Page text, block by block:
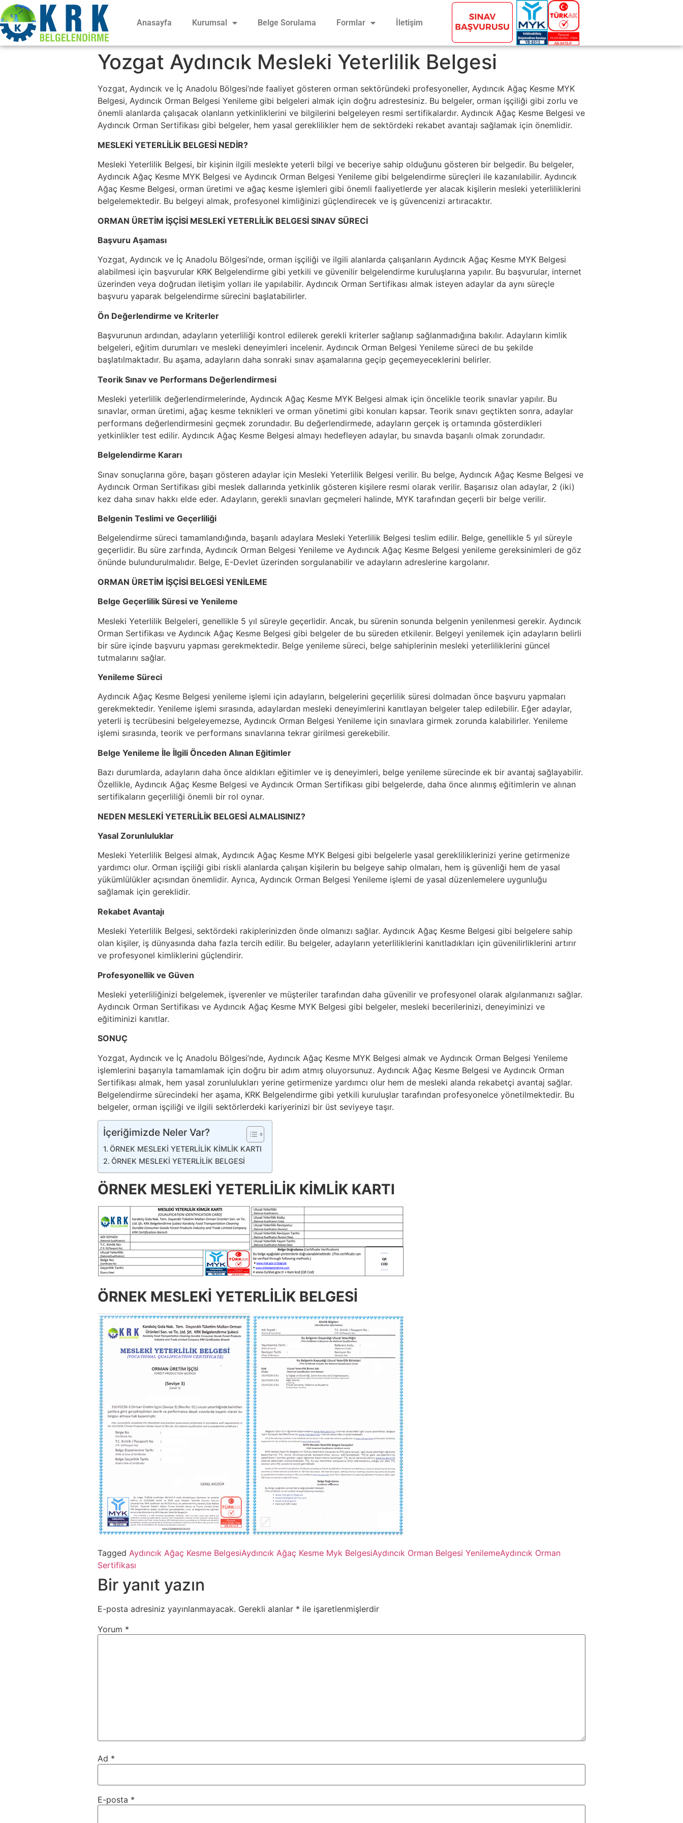
Anasayfa Kurumsal Belge Sorulama Formlar İletişim
Yozgat Aydıncık Mesleki Yeterlilik Belgesi
Yozgat, Aydıncık ve İç Anadolu Bölgesi’nde faaliyet gösteren orman sektöründeki profesyoneller, Aydıncık Ağaç Kesme MYK
Belgesi, Aydıncık Orman Belgesi Yenileme gibi belgeleri almak için doğru adrestesiniz. Bu belgeler, orman işçiliği gibi zorlu ve
önemli alanlarda çalışacak olanların yetkinliklerini ve bilgilerini belgeleyen resmi sertifikalardır. Aydıncık Ağaç Kesme Belgesi ve
Aydıncık Orman Sertifikası gibi belgeler, hem yasal gereklilikler hem de sektördeki rekabet avantajı sağlamak için önemlidir.
MESLEKİ YETERLİLİK BELGESİ NEDİR?
Mesleki Yeterlilik Belgesi, bir kişinin ilgili meslekte yeterli bilgi ve beceriye sahip olduğunu gösteren bir belgedir. Bu belgeler,
Aydıncık Ağaç Kesme MYK Belgesi ve Aydıncık Orman Belgesi Yenileme gibi belgelendirme süreçleri ile kazanılabilir. Aydıncık
Ağaç Kesme Belgesi, orman üretimi ve ağaç kesme işlemleri gibi önemli faaliyetlerde yer alacak kişilerin mesleki yeterliliklerini
belgelemektedir. Bu belgeyi almak, profesyonel kimliğinizi güçlendirecek ve iş güvencenizi artıracaktır.
ORMAN ÜRETİM İŞÇİSİ MESLEKİ YETERLİLİK BELGESİ SINAV SÜRECİ
Başvuru Aşaması
Yozgat, Aydıncık ve İç Anadolu Bölgesi’nde, orman işçiliği ve ilgili alanlarda çalışanların Aydıncık Ağaç Kesme MYK Belgesi
alabilmesi için başvurular KRK Belgelendirme gibi yetkili ve güvenilir belgelendirme kuruluşlarına yapılır. Bu başvurular, internet
üzerinden veya doğrudan iletişim yolları ile yapılabilir. Aydıncık Orman Sertifikası almak isteyen adaylar da aynı süreçle
başvuru yaparak belgelendirme sürecini başlatabilirler.
Ön Değerlendirme ve Kriterler
Başvurunun ardından, adayların yeterliliği kontrol edilerek gerekli kriterler sağlanıp sağlanmadığına bakılır. Adayların kimlik
belgeleri, eğitim durumları ve mesleki deneyimleri incelenir. Aydıncık Orman Belgesi Yenileme süreci de bu şekilde
başlatılmaktadır. Bu aşama, adayların daha sonraki sınav aşamalarına geçip geçemeyeceklerini belirler.
Teorik Sınav ve Performans Değerlendirmesi
Mesleki yeterlilik değerlendirmelerinde, Aydıncık Ağaç Kesme MYK Belgesi almak için öncelikle teorik sınavlar yapılır. Bu
sınavlar, orman üretimi, ağaç kesme teknikleri ve orman yönetimi gibi konuları kapsar. Teorik sınavı geçtikten sonra, adaylar
performans değerlendirmesini geçmek zorundadır. Bu değerlendirmede, adayların gerçek iş ortamında gösterdikleri
yetkinlikler test edilir. Aydıncık Ağaç Kesme Belgesi almayı hedefleyen adaylar, bu sınavda başarılı olmak zorundadır.
Belgelendirme Kararı
Sınav sonuçlarına göre, başarı gösteren adaylar için Mesleki Yeterlilik Belgesi verilir. Bu belge, Aydıncık Ağaç Kesme Belgesi ve
Aydıncık Orman Sertifikası gibi meslek dallarında yetkinlik gösteren kişilere resmi olarak verilir. Başarısız olan adaylar, 2 (iki)
kez daha sınav hakkı elde eder. Adayların, gerekli sınavları geçmeleri halinde, MYK tarafından geçerli bir belge verilir.
Belgenin Teslimi ve Geçerliliği
Belgelendirme süreci tamamlandığında, başarılı adaylara Mesleki Yeterlilik Belgesi teslim edilir. Belge, genellikle 5 yıl süreyle
geçerlidir. Bu süre zarfında, Aydıncık Orman Belgesi Yenileme ve Aydıncık Ağaç Kesme Belgesi yenileme gereksinimleri de göz
önünde bulundurulmalıdır. Belge, E-Devlet üzerinden sorgulanabilir ve adayların adreslerine kargolanır.
ORMAN ÜRETİM İŞÇİSİ BELGESİ YENİLEME
Belge Geçerlilik Süresi ve Yenileme
Mesleki Yeterlilik Belgeleri, genellikle 5 yıl süreyle geçerlidir. Ancak, bu sürenin sonunda belgenin yenilenmesi gerekir. Aydıncık
Orman Sertifikası ve Aydıncık Ağaç Kesme Belgesi gibi belgeler de bu süreden etkilenir. Belgeyi yenilemek için adayların belirli
bir süre içinde başvuru yapması gerekmektedir. Belge yenileme süreci, belge sahiplerinin mesleki yeterliliklerini güncel
tutmalarını sağlar.
Yenileme Süreci
Aydıncık Ağaç Kesme Belgesi yenileme işlemi için adayların, belgelerini geçerlilik süresi dolmadan önce başvuru yapmaları
gerekmektedir. Yenileme işlemi sırasında, adaylardan mesleki deneyimlerini kanıtlayan belgeler talep edilebilir. Eğer adaylar,
yeterli iş tecrübesini belgeleyemezse, Aydıncık Orman Belgesi Yenileme için sınavlara girmek zorunda kalabilirler. Yenileme
işlemi sırasında, teorik ve performans sınavlarına tekrar girilmesi gerekebilir.
Belge Yenileme İle İlgili Önceden Alınan Eğitimler
Bazı durumlarda, adayların daha önce aldıkları eğitimler ve iş deneyimleri, belge yenileme sürecinde ek bir avantaj sağlayabilir.
Özellikle, Aydıncık Ağaç Kesme Belgesi ve Aydıncık Orman Sertifikası gibi belgelerde, daha önce alınmış eğitimlerin ve alınan
sertifikaların geçerliliği önemli bir rol oynar.
NEDEN MESLEKİ YETERLİLİK BELGESİ ALMALISINIZ?
Yasal Zorunluluklar
Mesleki Yeterlilik Belgesi almak, Aydıncık Ağaç Kesme MYK Belgesi gibi belgelerle yasal gerekliliklerinizi yerine getirmenize
yardımcı olur. Orman işçiliği gibi riskli alanlarda çalışan kişilerin bu belgeye sahip olmaları, hem iş güvenliği hem de yasal
yükümlülükler açısından önemlidir. Ayrıca, Aydıncık Orman Belgesi Yenileme işlemi de yasal düzenlemelere uygunluğu
sağlamak için gereklidir.
Rekabet Avantajı
Mesleki Yeterlilik Belgesi, sektördeki rakiplerinizden önde olmanızı sağlar. Aydıncık Ağaç Kesme Belgesi gibi belgelere sahip
olan kişiler, iş dünyasında daha fazla tercih edilir. Bu belgeler, adayların yeterliliklerini kanıtladıkları için güvenilirliklerini artırır
ve profesyonel kimliklerini güçlendirir.
Profesyonellik ve Güven
Mesleki yeterliliğinizi belgelemek, işverenler ve müşteriler tarafından daha güvenilir ve profesyonel olarak algılanmanızı sağlar.
Aydıncık Orman Sertifikası ve Aydıncık Ağaç Kesme MYK Belgesi gibi belgeler, mesleki becerilerinizi, deneyiminizi ve
eğitiminizi kanıtlar.
SONUÇ
Yozgat, Aydıncık ve İç Anadolu Bölgesi’nde, Aydıncık Ağaç Kesme MYK Belgesi almak ve Aydıncık Orman Belgesi Yenileme
işlemlerini başarıyla tamamlamak için doğru bir adım atmış oluyorsunuz. Aydıncık Ağaç Kesme Belgesi ve Aydıncık Orman
Sertifikası almak, hem yasal zorunlulukları yerine getirmenize yardımcı olur hem de mesleki alanda rekabetçi avantaj sağlar.
Belgelendirme sürecindeki her aşama, KRK Belgelendirme gibi yetkili kuruluşlar tarafından profesyonelce yönetilmektedir. Bu
belgeler, orman işçiliği ve ilgili sektörlerdeki kariyerinizi bir üst seviyeye taşır.
İçeriğimizde Neler Var?
ÖRNEK MESLEKİ YETERLİLİK KİMLİK KARTI
ÖRNEK MESLEKİ YETERLİLİK BELGESİ
ÖRNEK MESLEKİ YETERLİLİK KİMLİK KARTI
ÖRNEK MESLEKİ YETERLİLİK BELGESİ
Tagged Aydıncık Ağaç Kesme BelgesiAydıncık Ağaç Kesme Myk BelgesiAydıncık Orman Belgesi YenilemeAydıncık Orman
Sertifikası
Bir yanıt yazın
E-posta adresiniz yayınlanmayacak. Gerekli alanlar * ile işaretlenmişlerdir
Yorum *
Ad *
E-posta *